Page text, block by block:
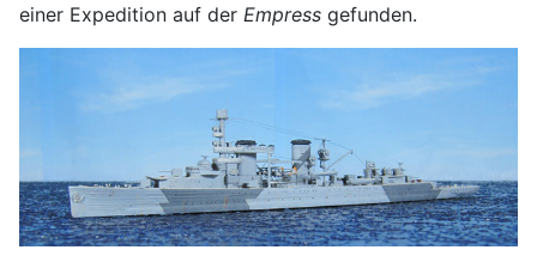
einer Expedition auf der Empress gefunden.